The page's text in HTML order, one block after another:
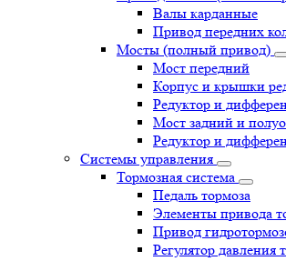
Валы карданные
Привод передних
Мосты (полный привод)
Мост передний
Корпус и крышки
Редуктор и
Мост задний и
Редуктор и
Системы управления
Тормозная система
Педаль тормоза
Элементы привода
Привод
Регулятор давления